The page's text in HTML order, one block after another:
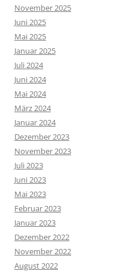
November 2025
Juni 2025
Mai 2025
Januar 2025
Juli 2024
Juni 2024
Mai 2024
März 2024
Januar 2024
Dezember 2023
November 2023
Juli 2023
Juni 2023
Mai 2023
Februar 2023
Januar 2023
Dezember 2022
November 2022
August 2022